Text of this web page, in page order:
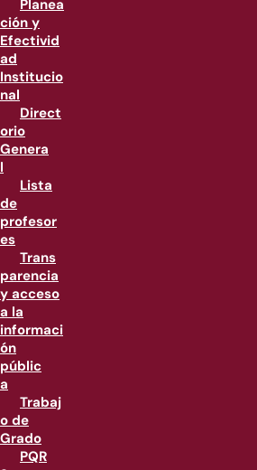
Planea
ción y
Efectivid
ad
Institucio
nal
Direct
orio
Genera
l
Lista
de
profesor
es
Trans
parencia
y acceso
a la
informaci
ón
públic
a
Trabaj
o de
Grado
PQR